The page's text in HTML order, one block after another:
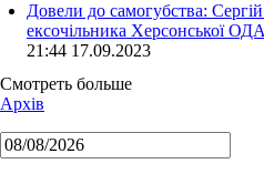
Довели до самогубства:
ексочільника Херсонської
21:44 17.09.2023
Смотреть больше
Архів